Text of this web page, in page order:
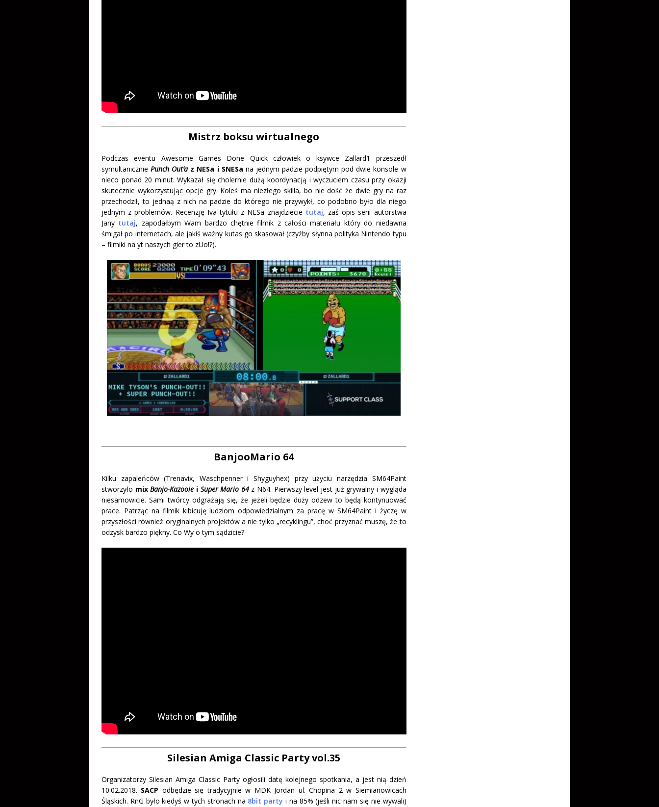
Mistrz boksu wirtualnego
Podczas eventu Awesome Games Done Quick człowiek o ksywce Zallard1 przeszedł
symultaniczniePunch Out’az NESa i SNESa na jednym padzie podpiętym pod dwie konsole w
nieco ponad 20 minut. Wykazał się cholernie dużą koordynacją i wyczuciem czasu przy okazji
skutecznie wykorzystując opcje gry. Koleś ma niezłego skilla, bo nie dość że dwie gry na raz
przechodził, to jednaą z nich na padzie do którego nie przywykł, co podobno było dla niego
jednym z problemów. Recenzję Iva tytułu z NESa znajdziecie tutaj, zaś opis serii autorstwa
Jany tutaj, zapodałbym Wam bardzo chętnie filmik z całości materiału który do niedawna
śmigał po internetach, ale jakiś ważny kutas go skasował (czyżby słynna polityka Nintendo typu
– filmiki na yt naszych gier to zUo!?).
BanjooMario 64
Kilku zapaleńców (Trenavix, Waschpenner i Shyguyhex) przy użyciu narzędzia SM64Paint
stworzyło mixBanjo-Kazooie i Super Mario 64z N64. Pierwszy level jest już grywalny i wygląda
niesamowicie. Sami twórcy odgrażają się, że jeżeli będzie duży odzew to będą kontynuować
prace. Patrząc na filmik kibicuję ludziom odpowiedzialnym za pracę w SM64Paint i życzę w
przyszłości również oryginalnych projektów a nie tylko „recyklingu”, choć przyznać muszę, że to
odzysk bardzo piękny. Co Wy o tym sądzicie?
Silesian Amiga Classic Party vol.35
Organizatorzy Silesian Amiga Classic Party ogłosili datę kolejnego spotkania, a jest nią dzień
10.02.2018. SACP odbędzie się tradycyjnie w MDK Jordan ul. Chopina 2 w Siemianowicach
Śląskich. RnG było kiedyś w tych stronach na 8bit party i na 85% (jeśli nic nam się nie wywali)